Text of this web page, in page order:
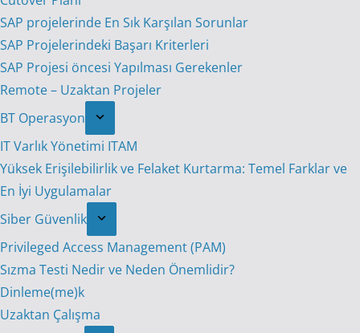
SAP projelerinde En Sık Karşılan Sorunlar
SAP Projelerindeki Başarı Kriterleri
SAP Projesi öncesi Yapılması Gerekenler
Remote – Uzaktan Projeler
BT Operasyon
IT Varlık Yönetimi ITAM
Yüksek Erişilebilirlik ve Felaket Kurtarma: Temel Farklar ve
En İyi Uygulamalar
Siber Güvenlik
Privileged Access Management (PAM)
Sızma Testi Nedir ve Neden Önemlidir?
Dinleme(me)k
Uzaktan Çalışma